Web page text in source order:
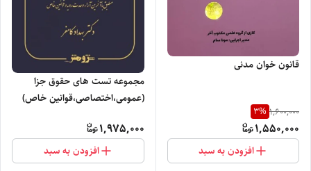
قانون‌ خوان مدنی
1,600,000
3%
1,550,000
افزودن به سبد
مجموعه تست های حقوق جزا
(عمومی،اختصاصی،قوانین خاص)
1,975,000
افزودن به سبد